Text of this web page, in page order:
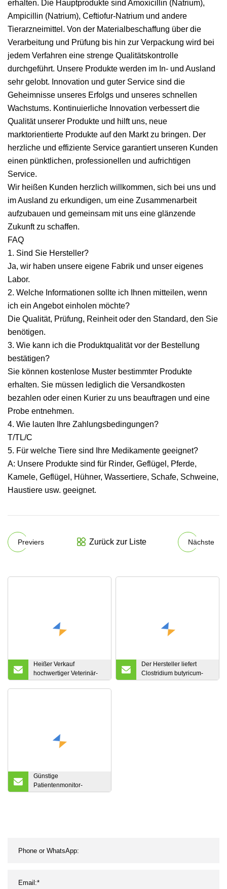
erhalten. Die Hauptprodukte sind Amoxicillin (Natrium),
Ampicillin (Natrium), Ceftiofur-Natrium und andere
Tierarzneimittel. Von der Materialbeschaffung über die
Verarbeitung und Prüfung bis hin zur Verpackung wird bei
jedem Verfahren eine strenge Qualitätskontrolle
durchgeführt. Unsere Produkte werden im In- und Ausland
sehr gelobt. Innovation und guter Service sind die
Geheimnisse unseres Erfolgs und unseres schnellen
Wachstums. Kontinuierliche Innovation verbessert die
Qualität unserer Produkte und hilft uns, neue
marktorientierte Produkte auf den Markt zu bringen. Der
herzliche und effiziente Service garantiert unseren Kunden
einen pünktlichen, professionellen und aufrichtigen
Service.
Wir heißen Kunden herzlich willkommen, sich bei uns und
im Ausland zu erkundigen, um eine Zusammenarbeit
aufzubauen und gemeinsam mit uns eine glänzende
Zukunft zu schaffen.
FAQ
1. Sind Sie Hersteller?
Ja, wir haben unsere eigene Fabrik und unser eigenes
Labor.
2. Welche Informationen sollte ich Ihnen mitteilen, wenn
ich ein Angebot einholen möchte?
Die Qualität, Prüfung, Reinheit oder den Standard, den Sie
benötigen.
3. Wie kann ich die Produktqualität vor der Bestellung
bestätigen?
Sie können kostenlose Muster bestimmter Produkte
erhalten. Sie müssen lediglich die Versandkosten
bezahlen oder einen Kurier zu uns beauftragen und eine
Probe entnehmen.
4. Wie lauten Ihre Zahlungsbedingungen?
T/TL/C
5. Für welche Tiere sind Ihre Medikamente geeignet?
A: Unsere Produkte sind für Rinder, Geflügel, Pferde,
Kamele, Geflügel, Hühner, Wassertiere, Schafe, Schweine,
Haustiere usw. geeignet.
Previers Zurück zur Liste Nächste
Heißer Verkauf
hochwertiger Veterinär-
API Fluralaner CAS
Der Hersteller liefert
Clostridium butyricum-
Nahrungsergänzungsmittel
Günstige
Patientenmonitor-
Wandhalterung,